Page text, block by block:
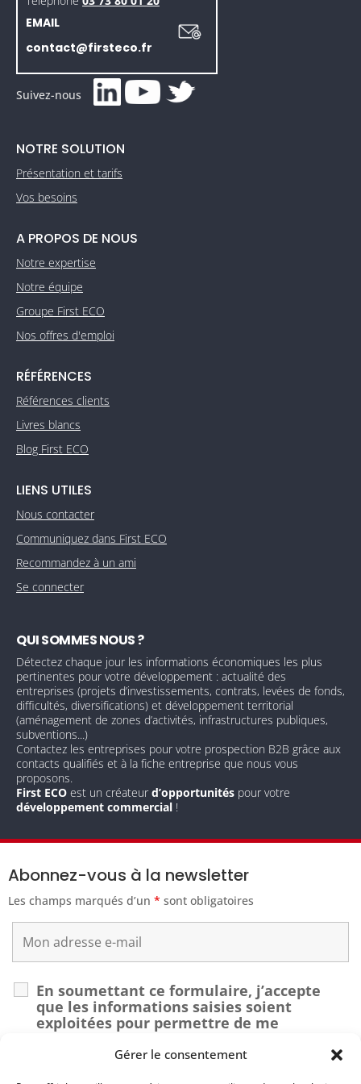
Gérer le consentement
EMAIL
contact@firsteco.fr
Suivez-nous
NOTRE SOLUTION
Présentation et tarifs
Vos besoins
A PROPOS DE NOUS
Notre expertise
Notre équipe
Groupe First ECO
Nos offres d'emploi
RÉFÉRENCES
Références clients
Livres blancs
Blog First ECO
LIENS UTILES
Nous contacter
Communiquez dans First ECO
Recommandez à un ami
Se connecter
QUI SOMMES NOUS ?
Détectez chaque jour les informations économiques les plus
pertinentes pour votre développement : actualité des
entreprises (projets d’investissements, contrats, levées de fonds,
difficultés, diversifications) et développement territorial
(aménagement de zones d’activités, infrastructures publiques,
subventions...)
Contactez les entreprises pour votre prospection B2B grâce aux
contacts qualifiés et à la fiche entreprise que nous vous
proposons.
First ECO est un créateurd’opportunités pour votre
développement commercial !
Abonnez-vous à la newsletter
Les champs marqués d’un * sont obligatoires
En soumettant ce formulaire, j’accepte
que les informations saisies soient
exploitées pour permettre de me